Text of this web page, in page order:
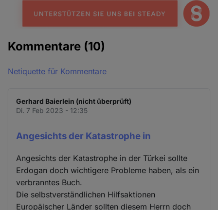
Kommentare (10)
Netiquette für Kommentare
Gerhard Baierlein (nicht überprüft)
Di. 7 Feb 2023 - 12:35
Angesichts der Katastrophe in
Angesichts der Katastrophe in der Türkei sollte
Erdogan doch wichtigere Probleme haben, als ein
verbranntes Buch.
Die selbstverständlichen Hilfsaktionen
Europäischer Länder sollten diesem Herrn doch